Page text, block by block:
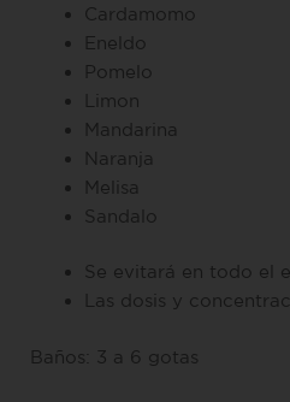
Cardamomo
Eneldo
Pomelo
Limon
Mandarina
Naranja
Melisa
Sandalo
Se evitará en todo el
Las dosis y
Baños: 3 a 6 gotas